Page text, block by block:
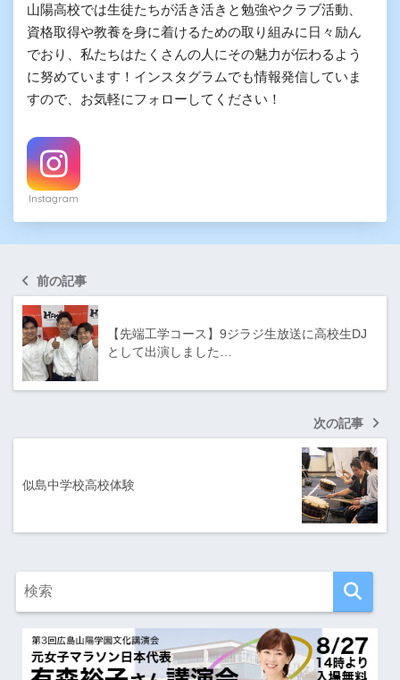
山陽高校では生徒たちが活き活きと勉強やクラブ活動、
資格取得や教養を身に着けるための取り組みに日々励ん
でおり、私たちはたくさんの人にその魅力が伝わるよう
に努めています！インスタグラムでも情報発信していま
すので、お気軽にフォローしてください！
Instagram
前の記事
【先端工学コース】9ジラジ生放送に高校生DJ
として出演しました…
次の記事
似島中学校高校体験